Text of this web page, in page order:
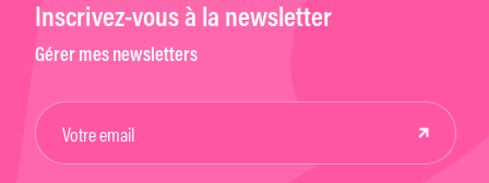
Inscrivez-vous à la newsletter
Gérer mes newsletters